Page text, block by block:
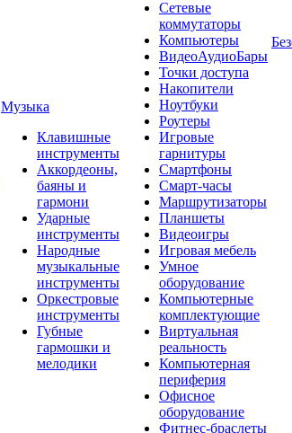
Музыка
Клавишные
инструменты
Аккордеоны,
баяны и
гармони
Ударные
инструменты
Народные
музыкальные
инструменты
Оркестровые
инструменты
Губные
гармошки и
мелодики
Сетевые
коммутаторы
Компьютеры
ВидеоАудиоБары
Точки доступа
Накопители
Ноутбуки
Роутеры
Игровые
гарнитуры
Смартфоны
Смарт-часы
Маршрутизаторы
Планшеты
Видеоигры
Игровая мебель
Умное
оборудование
Компьютерные
комплектующие
Виртуальная
реальность
Компьютерная
периферия
Офисное
оборудование
Фитнес-браслеты